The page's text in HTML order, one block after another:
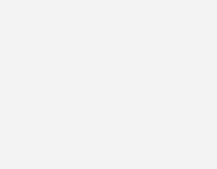
bietet das RAL Gütezeichen
Orientierung und ermöglicht eine objektive
von Rohrbefestigungen
Die Gütegemeinschaft hat ihre
überarbeitet.
der Standards
Rohrbefestigung, ein Zusammenschluss